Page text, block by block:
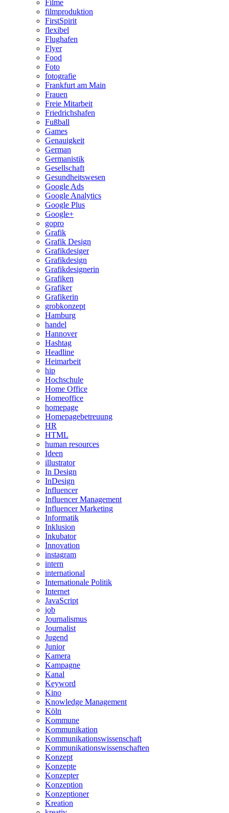
Filme
filmproduktion
FirstSpirit
flexibel
Flughafen
Flyer
Food
Foto
fotografie
Frankfurt am Main
Frauen
Freie Mitarbeit
Friedrichshafen
Fußball
Games
Genauigkeit
German
Germanistik
Gesellschaft
Gesundheitswesen
Google Ads
Google Analytics
Google Plus
Google+
gopro
Grafik
Grafik Design
Grafikdesiger
Grafikdesign
Grafikdesignerin
Grafiken
Grafiker
Grafikerin
grobkonzept
Hamburg
handel
Hannover
Hashtag
Headline
Heimarbeit
hip
Hochschule
Home Office
Homeoffice
homepage
Homepagebetreuung
HR
HTML
human resources
Ideen
illustrator
In Design
InDesign
Influencer
Influencer Management
Influencer Marketing
Informatik
Inklusion
Inkubator
Innovation
instagram
intern
international
Internationale Politik
Internet
JavaScript
job
Journalismus
Journalist
Jugend
Junior
Kamera
Kampagne
Kanal
Keyword
Kino
Knowledge Management
Köln
Kommune
Kommunikation
Kommunikationswissenschaft
Kommunikationswissenschaften
Konzept
Konzepte
Konzepter
Konzeption
Konzeptioner
Kreation